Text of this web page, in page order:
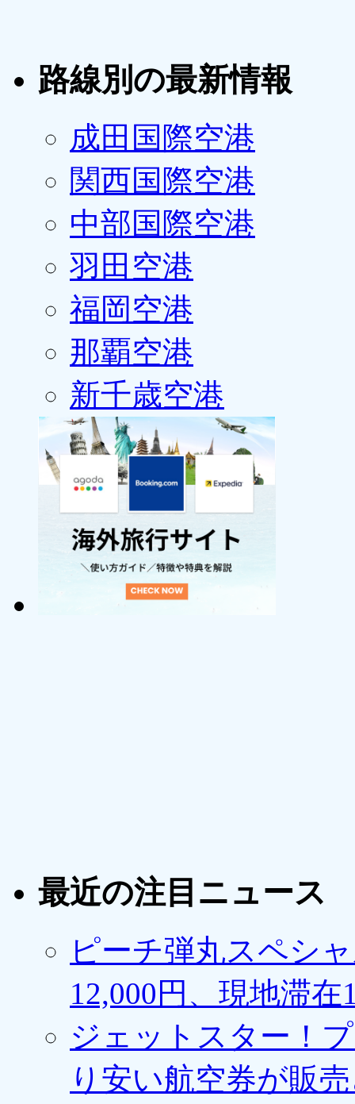
路線別の最新情報
成田国際空港
関西国際空港
中部国際空港
羽田空港
福岡空港
那覇空港
新千歳空港
最近の注目ニュース
ピーチ弾丸スペシ
12,000円、現地滞
ジェットスター！
り安い航空券が販